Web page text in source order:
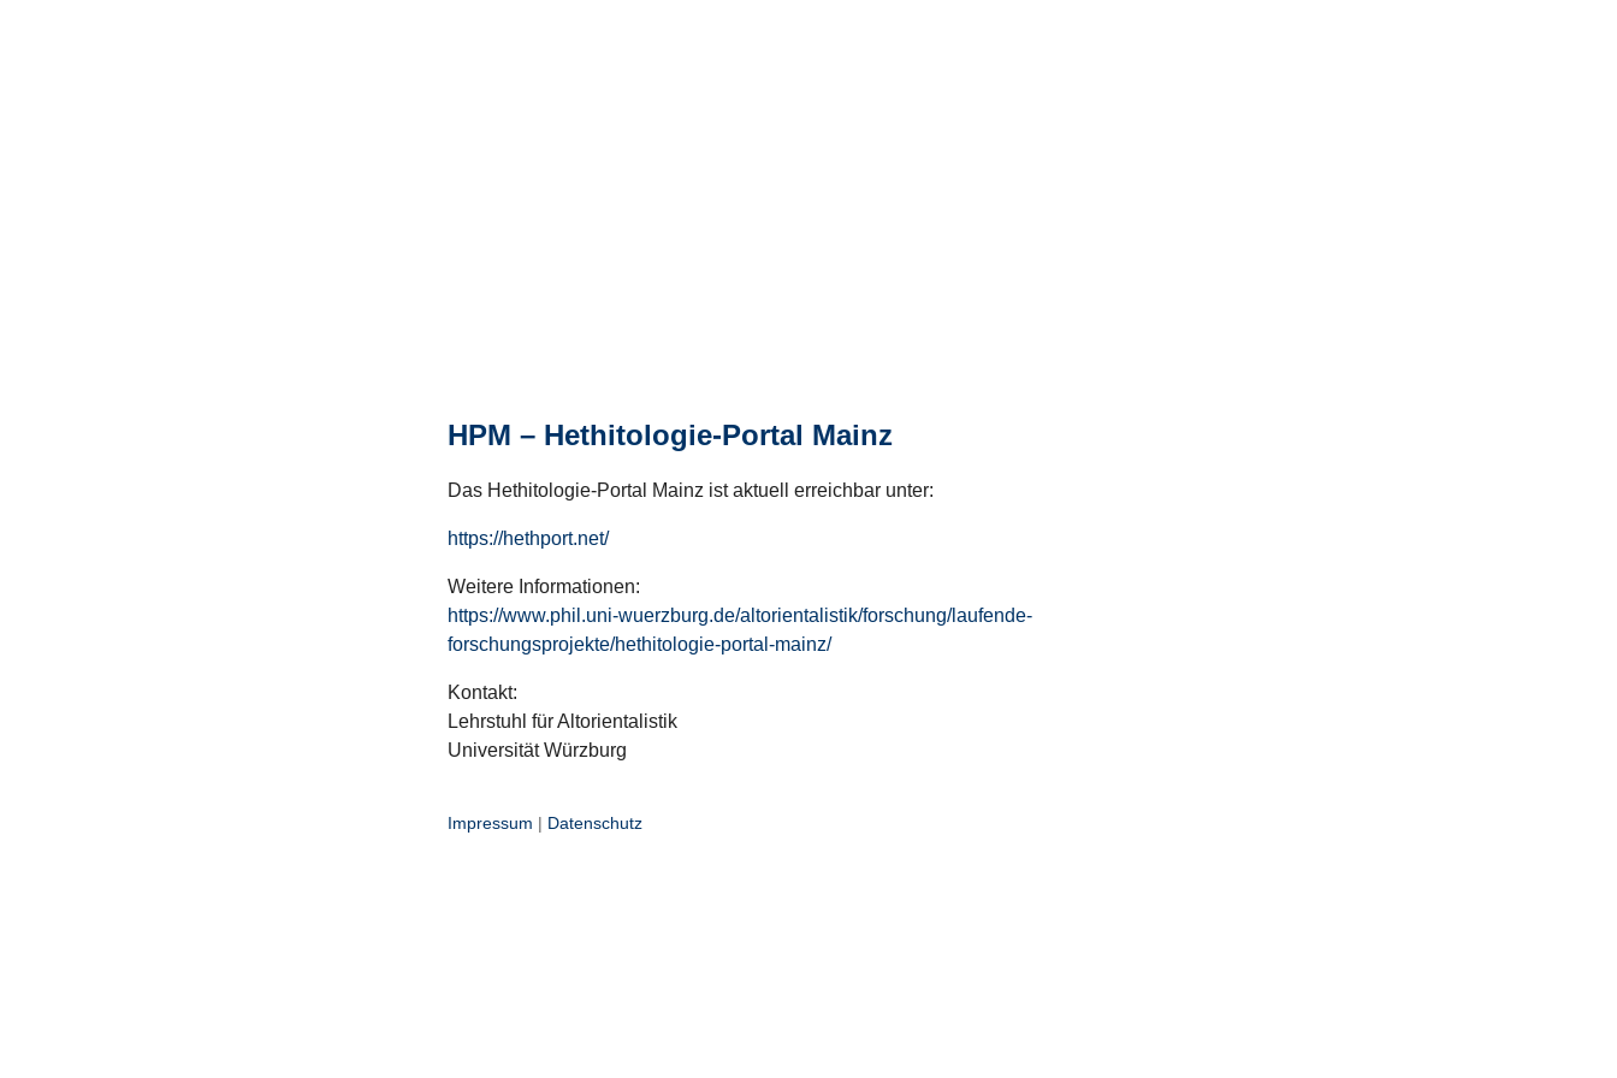
HPM – Hethitologie-Portal Mainz
Das Hethitologie-Portal Mainz ist aktuell erreichbar unter:
https://hethport.net/
Weitere Informationen:
https://www.phil.uni-wuerzburg.de/altorientalistik/forschung/laufende-
forschungsprojekte/hethitologie-portal-mainz/
Kontakt:
Lehrstuhl für Altorientalistik
Universität Würzburg
Impressum | Datenschutz